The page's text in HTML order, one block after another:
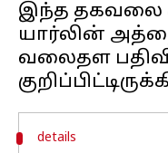
இந்த தகவலை
யார்லின்
வலைதள
details